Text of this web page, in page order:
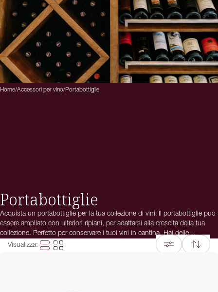
Home/Accessori per vino/Portabottiglie
Portabottiglie
Acquista un portabottiglie per la tua collezione di vini! Il portabottiglie può
essere ampliato con ulteriori ripiani, per adattarsi alla crescita della tua
collezione. Perfetto per conservare i tuoi vini in cantina. Hai delle
domande sui portabottiglie? Contatta il nostro Servizio Clienti, saremo
Visualizza: